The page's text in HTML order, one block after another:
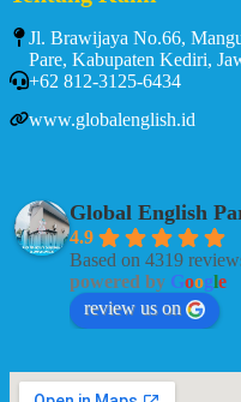
Jl. Brawijaya No.66,
Pare, Kabupaten Kediri,
+62 812-3125-6434
www.globalenglish.id
Global English
4.9
Based on 4319
powered by Google
review us on